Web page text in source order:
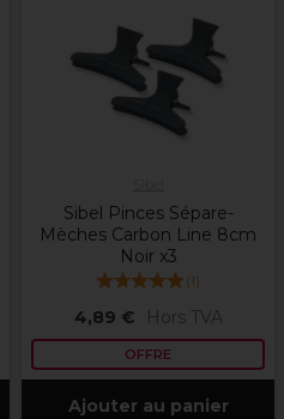
Sibel Pinces Sépare-
Mèches Carbon Line 8cm
Noir x3
(1)
4,89 € Hors TVA
OFFRE
Ajouter au panier